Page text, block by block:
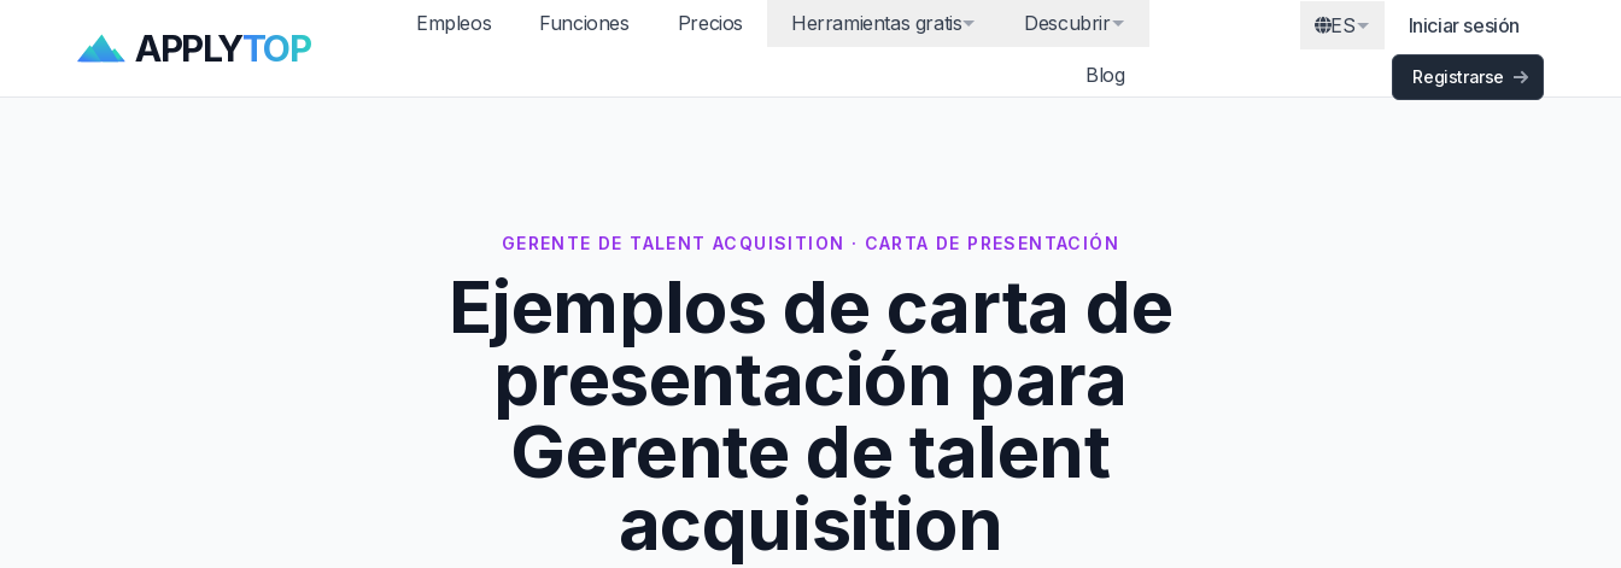
APPLYTOP
Empleos Funciones Precios Herramientas gratis Descubrir
Blog
ES Iniciar sesión
Registrarse
GERENTE DE TALENT ACQUISITION · CARTA DE PRESENTACIÓN
Ejemplos de carta de
presentación para
Gerente de talent
acquisition